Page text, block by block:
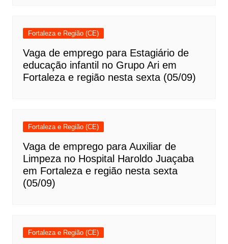
Fortaleza e Região (CE)
Vaga de emprego para Estagiário de
educação infantil no Grupo Ari em
Fortaleza e região nesta sexta (05/09)
Fortaleza e Região (CE)
Vaga de emprego para Auxiliar de
Limpeza no Hospital Haroldo Juaçaba
em Fortaleza e região nesta sexta
(05/09)
Fortaleza e Região (CE)